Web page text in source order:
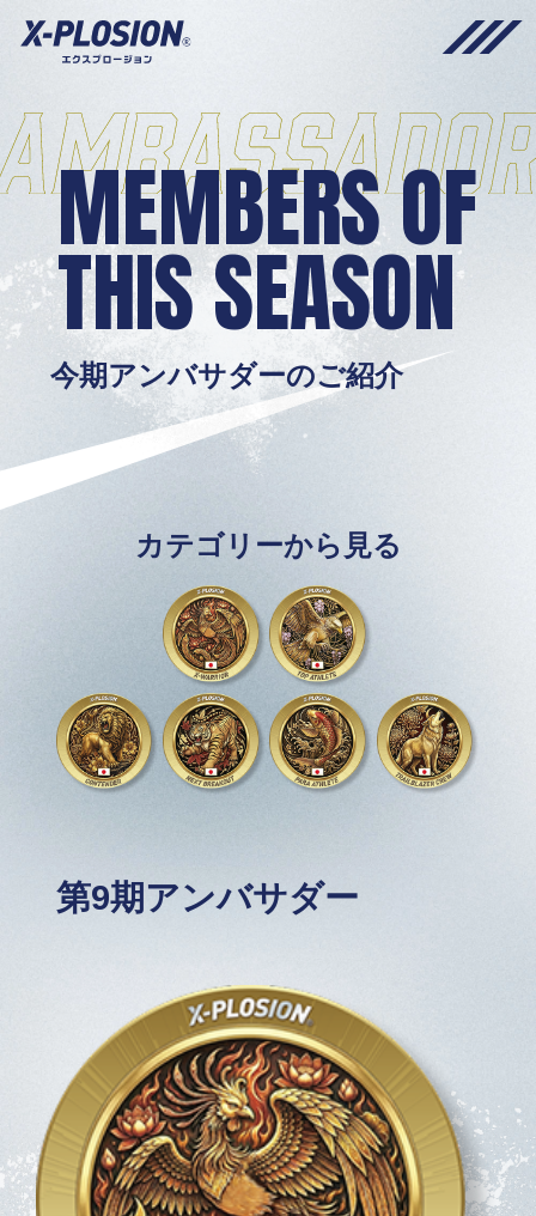
MEMBERS OF
THIS SEASON
今期アンバサダーのご紹介
カテゴリーから見る
第9期アンバサダー